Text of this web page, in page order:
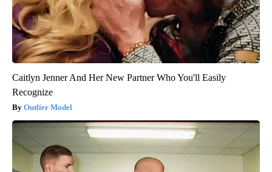
Caitlyn Jenner And Her New Partner Who You'll Easily
Recognize
Outlier Model